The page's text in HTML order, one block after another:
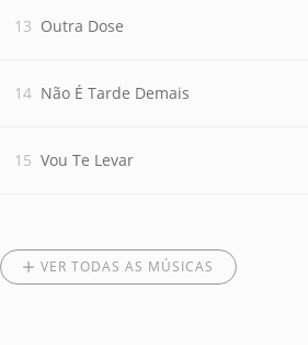
Outra Dose
Não É Tarde Demais
Vou Te Levar
VER TODAS AS MÚSICAS